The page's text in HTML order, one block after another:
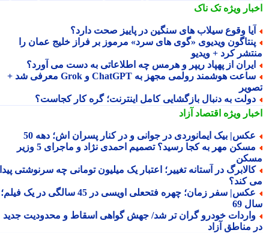
ویژهتک ناک
وقوع سیلاب های سنگین در پاییز صحت دارد؟
ویدیوی «گوی های سرد» مرموز بر فراز خلیج عمان را
کرد + ویدیو
از پهپاد ریپر و هرمس چه اطلاعاتی به دست می آورد؟
ساعت هوشمند رولمی مجهز به ChatGPT و Grok معرفی شد +
به دنبال بازگشایی کامل اینترنت؛ گره کار کجاست؟
ویژهاقتصاد آزاد
بیک ایمانوردی در جوانی و در کنار پسران اش؛ دهه 50
مسکن مهر به کجا رسید؟ تصمیم احمدی نژاد و ماجرای 5 وزیر
در آستانه تغییر؛ اعتبار یک میلیون تومانی چه سرنوشتی پیدا
کند؟
عکس| سفر زمان؛ چهره فتحعلی اویسی در 45 سالگی در یک فیلم؛
69
خودرو گران تر شد/ جهش گواهی اسقاط و محدودیت جدید
مناطق آزاد